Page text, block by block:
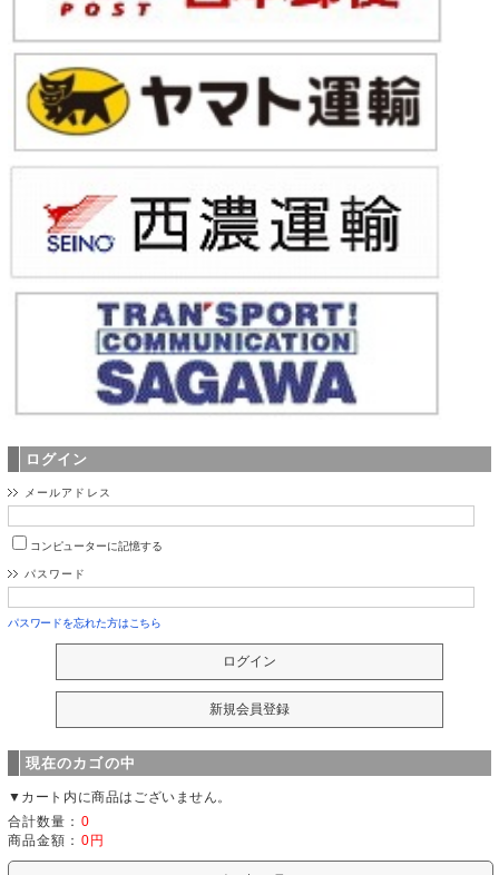
ログイン
メールアドレス
コンピューターに記憶する
パスワード
パスワードを忘れた方はこちら
現在のカゴの中
▼カート内に商品はございません。
合計数量： 0
商品金額： 0円